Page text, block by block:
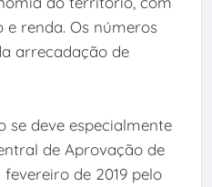
renda. Os números
arrecadação de
se deve especialmente
de Aprovação de
de 2019 pelo